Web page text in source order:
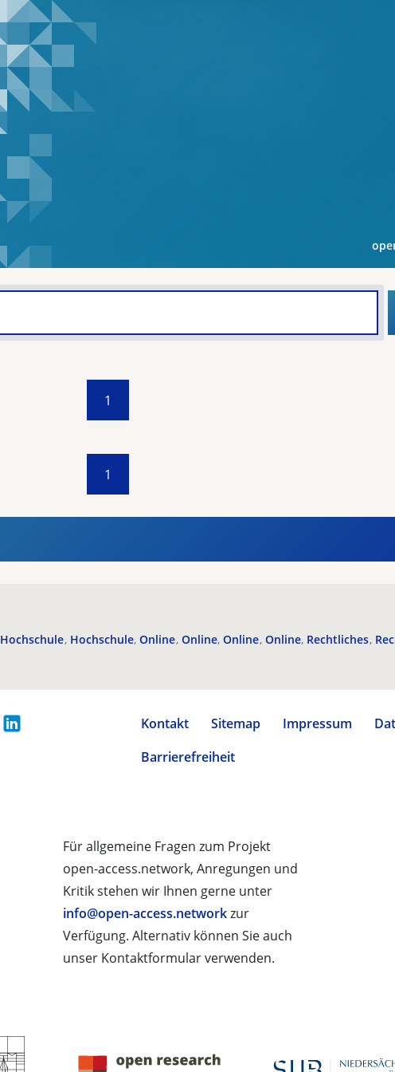
1
1
Hochschule Hochschule Online Online Online Online Rechtliches
Kontakt Sitemap Impressum
Barrierefreiheit
Für allgemeine Fragen zum Projekt
open-access.network, Anregungen und
Kritik stehen wir Ihnen gerne unter
info@open-access.networkzur
Verfügung. Alternativ können Sie auch
unser Kontaktformular verwenden.